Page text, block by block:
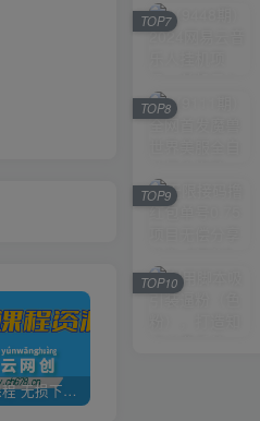
全网VIP课程 无损下载~
TOP7
TOP8
TOP9
TOP10